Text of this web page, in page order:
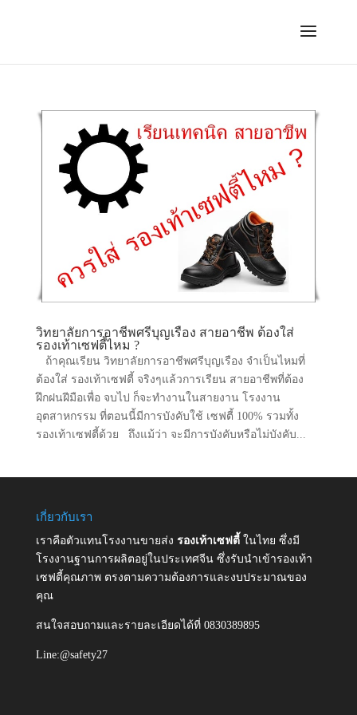
วิทยาลัยการอาชีพศรีบุญเรือง สายอาชีพ ต้องใส่
รองเท้าเซฟตี้ไหม ?
ถ้าคุณเรียน วิทยาลัยการอาชีพศรีบุญเรือง จำเป็นไหมที่
ต้องใส่ รองเท้าเซฟตี้ จริงๆแล้วการเรียน สายอาชีพที่ต้อง
ฝึกฝนฝีมือเพื่อ จบไป ก็จะทำงานในสายงาน โรงงาน
อุตสาหกรรม ที่ตอนนี้มีการบังคับใช้ เซฟตี้ 100% รวมทั้ง
รองเท้าเซฟตี้ด้วย ถึงแม้ว่า จะมีการบังคับหรือไม่บังคับ...
เกี่ยวกับเรา
เราคือตัวแทนโรงงานขายส่ง รองเท้าเซฟตี้ ในไทย ซึ่งมี
โรงงานฐานการผลิตอยู่ในประเทศจีน ซึ่งรับนำเข้ารองเท้า
เซฟตี้คุณภาพ ตรงตามความต้องการและงบประมาณของ
คุณ
สนใจสอบถามและรายละเอียดได้ที่ 0830389895
Line:@safety27